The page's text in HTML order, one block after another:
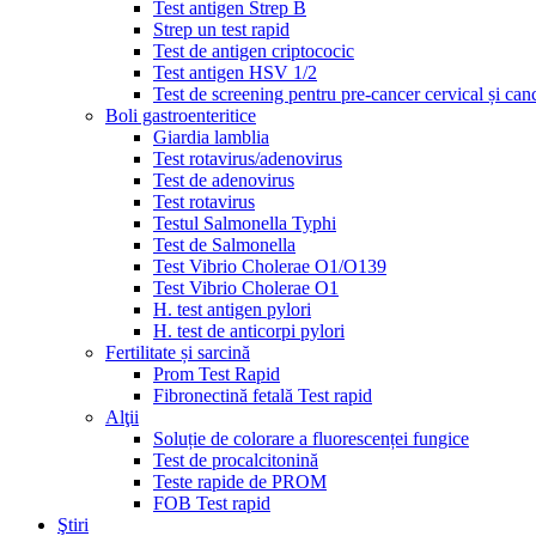
Test antigen Strep B
Strep un test rapid
Test de antigen criptococic
Test antigen HSV 1/2
Test de screening pentru pre-cancer cervical și
Boli gastroenteritice
Giardia lamblia
Test rotavirus/adenovirus
Test de adenovirus
Test rotavirus
Testul Salmonella Typhi
Test de Salmonella
Test Vibrio Cholerae O1/O139
Test Vibrio Cholerae O1
H. test antigen pylori
H. test de anticorpi pylori
Fertilitate și sarcină
Prom Test Rapid
Fibronectină fetală Test rapid
Alţii
Soluție de colorare a fluorescenței fungice
Test de procalcitonină
Teste rapide de PROM
FOB Test rapid
Ştiri